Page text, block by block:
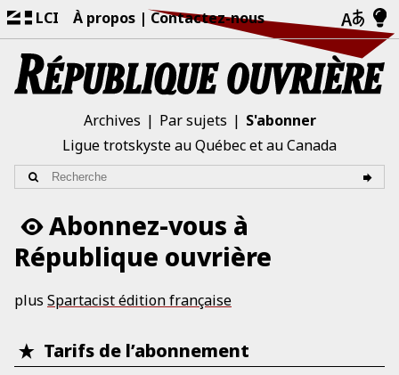
LCI À propos Contactez-nous
Archives Par sujets
S'abonner
Ligue trotskyste au Québec et au Canada
Abonnez-vous à
République ouvrière
plus Spartacist édition française
Tarifs de l’abonnement